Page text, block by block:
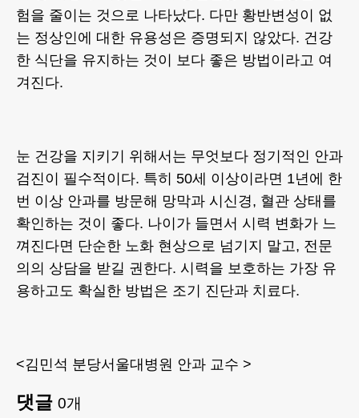
험을 줄이는 것으로 나타났다. 다만 황반변성이 없
는 정상인에 대한 유용성은 증명되지 않았다. 건강
한 식단을 유지하는 것이 보다 좋은 방법이라고 여
겨진다.
눈 건강을 지키기 위해서는 무엇보다 정기적인 안과
검진이 필수적이다. 특히 50세 이상이라면 1년에 한
번 이상 안과를 방문해 망막과 시신경, 혈관 상태를
확인하는 것이 좋다. 나이가 들면서 시력 변화가 느
껴진다면 단순한 노화 현상으로 넘기지 말고, 전문
의의 상담을 받길 권한다. 시력을 보호하는 가장 유
용하고도 확실한 방법은 조기 진단과 치료다.
<김민석 분당서울대병원 안과 교수 >
댓글 0개